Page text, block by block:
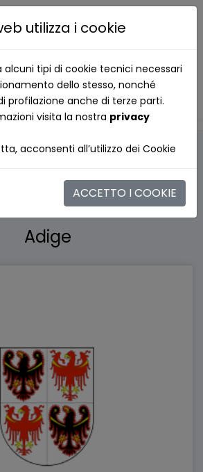
utilizza i cookie
alcuni tipi di cookie tecnici necessari
dello stesso, nonché
profilazione anche di terze parti.
visita la nostra privacy
acconsenti all’utilizzo dei Cookie
ACCETTO I COOKIE
nel Trentino Alto-
Adige